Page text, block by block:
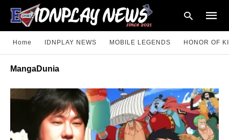
your
search
query
and
hit
enter:
Home IDNPLAY NEWS MOBILE LEGENDS HONOR OF
MangaDunia